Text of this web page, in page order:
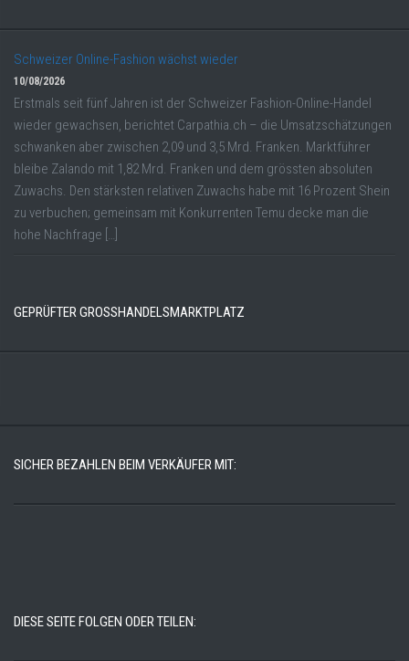
Schweizer Online-Fashion wächst wieder
10/08/2026
Erstmals seit fünf Jahren ist der Schweizer Fashion-Online-Handel
wieder gewachsen, berichtet Carpathia.ch – die Umsatzschätzungen
schwanken aber zwischen 2,09 und 3,5 Mrd. Franken. Marktführer
bleibe Zalando mit 1,82 Mrd. Franken und dem grössten absoluten
Zuwachs. Den stärksten relativen Zuwachs habe mit 16 Prozent Shein
zu verbuchen; gemeinsam mit Konkurrenten Temu decke man die
hohe Nachfrage […]
GEPRÜFTER GROSSHANDELSMARKTPLATZ
SICHER BEZAHLEN BEIM VERKÄUFER MIT:
DIESE SEITE FOLGEN ODER TEILEN: